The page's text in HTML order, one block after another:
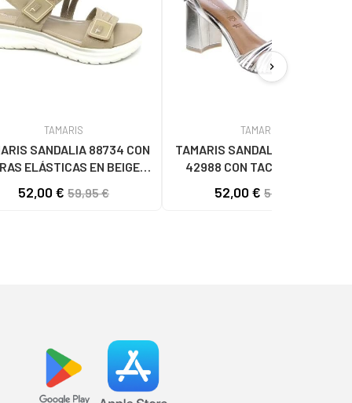
TAMARIS
SANDALIA 88734 CON
ELÁSTICAS EN BEIGE
52,00 € 59,95 €
TAMARIS
TAMARIS SANDALIAS 1-28324-
42988 CON TACÓN MEDIO Y
METALIZADAS METALICO
52,00 € 59,95 €
chevron_right